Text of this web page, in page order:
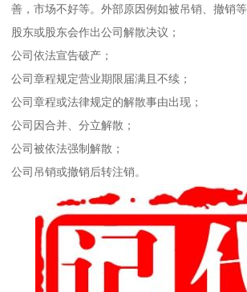
善，市场不好等。外部原因例如被吊销、撤销等
股东或股东会作出公司解散决议；
公司依法宣告破产；
公司章程规定营业期限届满且不续；
公司章程或法律规定的解散事由出现；
公司因合并、分立解散；
公司被依法强制解散；
公司吊销或撤销后转注销。